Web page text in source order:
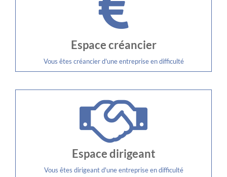
Espace créancier
Vous êtes créancier d'une entreprise en difficulté
Espace dirigeant
Vous êtes dirigeant d'une entreprise en difficulté